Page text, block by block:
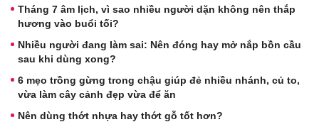
Tháng 7 âm lịch, vì sao nhiều người dặn không nên thắp
hương vào buổi tối?
Nhiều người đang làm sai: Nên đóng hay mở nắp bồn cầu
sau khi dùng xong?
6 mẹo trồng gừng trong chậu giúp đẻ nhiều nhánh, củ to,
vừa làm cây cảnh đẹp vừa để ăn
Nên dùng thớt nhựa hay thớt gỗ tốt hơn?